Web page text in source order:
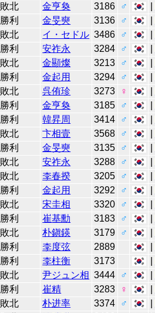
敗北 金亨奐 3186 ♂
勝利 金旻奭 3136 ♂
敗北 イ・セドル 3486 ♂
勝利 安祚永 3284 ♂
敗北 金顯燦 3213 ♂
勝利 金起用 3294 ♂
敗北 呉侑珍 3273 ♀
勝利 金亨奐 3185 ♂
勝利 韓昇周 3414 ♂
敗北 卞相壹 3568 ♂
勝利 金旻奭 3135 ♂
敗北 安祚永 3288 ♂
敗北 李春揆 3205 ♂
勝利 金起用 3292 ♂
敗北 宋圭相 3320 ♂
勝利 崔基勳 3183 ♂
敗北 朴鎭鍈 3179 ♂
勝利 李度弦 2889
勝利 李柱衡 3173
敗北 尹ジュン相 3444 ♂
勝利 崔精 3283 ♀
敗北 朴进率 3374 ♂